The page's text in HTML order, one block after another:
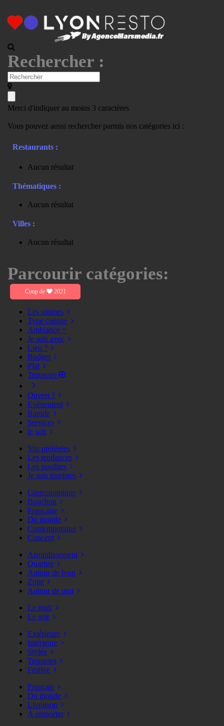
Rechercher :
Merci d'indiquer au moins 3 caractères
Vous pouvez aussi rechercher parmis nos catégories ici :
Restaurants :
Aucun résultat
Thématiques :
Aucun résultat
Villes :
Aucun résultat
Parcourir catégories:
Coup de 2021
Les ultimes
Type cuisine
Ambiance >
Je suis avec
Lieu ?
Budget
Plat
Terrasses
Ouvert ?
Evènement
Rapide
Services
le soir
Vos préférées
Les tendances
Les insolites
Je suis touristes
Gastronomique
Bouchon
Française
Du monde
Contemporaine
Concept
Arrondissement
Quartier
Autour de lyon
Zone
Autour de moi
Le midi
Le soir
Extérieure
Intérieure
Stylée
Terrasses
Festive
Français
Du monde
Livraison
À emporter